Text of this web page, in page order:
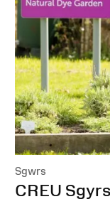
Sgwrs
:CREU